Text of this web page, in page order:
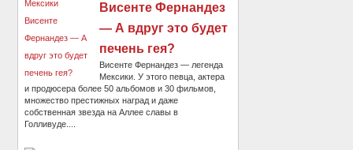
Висенте Фернандез
— А вдруг это будет
печень гея?
Висенте Фернандез — легенда
Мексики. У этого певца, актера
и продюсера более 50 альбомов и 30 фильмов,
множество престижных наград и даже
собственная звезда на Аллее славы в
Голливуде....